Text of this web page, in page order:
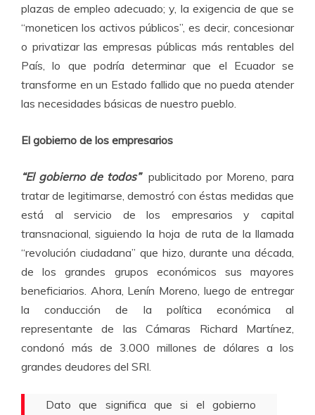
plazas de empleo adecuado; y, la exigencia de que se
“moneticen los activos públicos”, es decir, concesionar
o privatizar las empresas públicas más rentables del
País, lo que podría determinar que el Ecuador se
transforme en un Estado fallido que no pueda atender
las necesidades básicas de nuestro pueblo.
El gobierno de los empresarios
“El gobierno de todos”publicitado por Moreno, para
tratar de legitimarse, demostró con éstas medidas que
está al servicio de los empresarios y capital
transnacional, siguiendo la hoja de ruta de la llamada
“revolución ciudadana” que hizo, durante una década,
de los grandes grupos económicos sus mayores
beneficiarios. Ahora, Lenín Moreno, luego de entregar
la conducción de la política económica al
representante de las Cámaras Richard Martínez,
condonó más de 3.000 millones de dólares a los
grandes deudores del SRI.
Dato que significa que si el gobierno